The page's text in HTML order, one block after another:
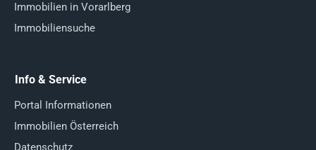
Immobilien in Vorarlberg
Immobiliensuche
Info & Service
Portal Informationen
Immobilien Österreich